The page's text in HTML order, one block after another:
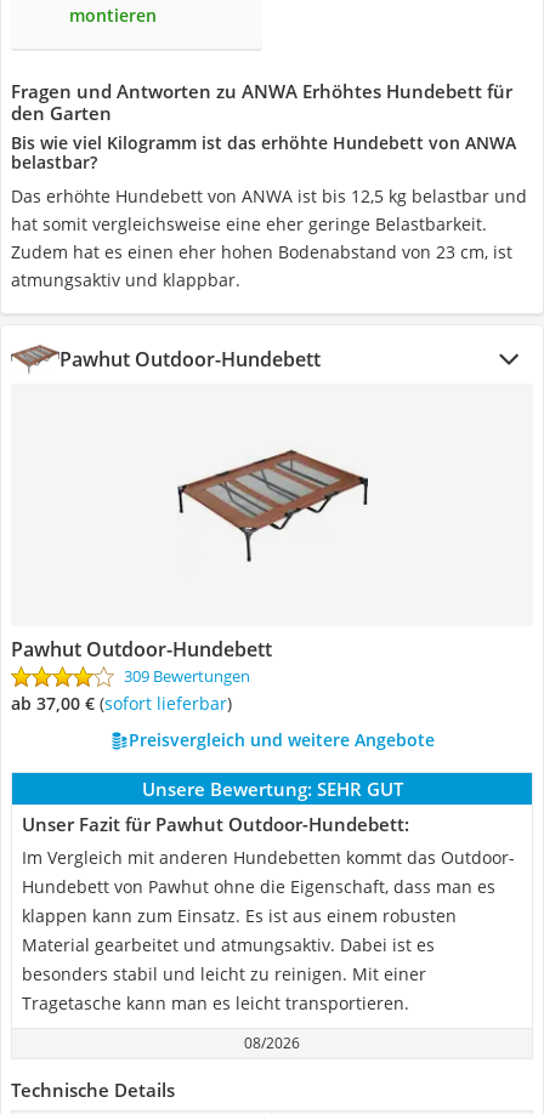
montieren
Fragen und Antworten zu ANWA Erhöhtes Hundebett für
den Garten
Bis wie viel Kilogramm ist das erhöhte Hundebett von ANWA
belastbar?
Das erhöhte Hundebett von ANWA ist bis 12,5 kg belastbar und
hat somit vergleichsweise eine eher geringe Belastbarkeit.
Zudem hat es einen eher hohen Bodenabstand von 23 cm, ist
atmungsaktiv und klappbar.
Pawhut Outdoor-Hundebett
Pawhut Outdoor-Hundebett
309 Bewertungen
ab 37,00 € ( Sofort lieferbar)
Preisvergleich und weitere Angebote
Unsere Bewertung: SEHR GUT
Unser Fazit für Pawhut Outdoor-Hundebett:
Im Vergleich mit anderen Hundebetten kommt das Outdoor-
Hundebett von Pawhut ohne die Eigenschaft, dass man es
klappen kann zum Einsatz. Es ist aus einem robusten
Material gearbeitet und atmungsaktiv. Dabei ist es
besonders stabil und leicht zu reinigen. Mit einer
Tragetasche kann man es leicht transportieren.
08/2026
Technische Details